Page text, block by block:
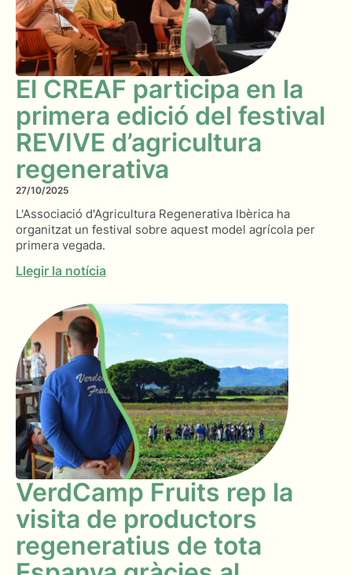
El CREAF participa en la
primera edició del festival
REVIVE d’agricultura
regenerativa
27/10/2025
L'Associació d'Agricultura Regenerativa Ibèrica ha
organitzat un festival sobre aquest model agrícola per
primera vegada.
Llegir la notícia
VerdCamp Fruits rep la
visita de productors
regeneratius de tota